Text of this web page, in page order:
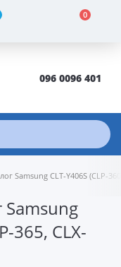
0
096 0096 401
Samsung CLT-Y406S (CLP-
Samsung
365, CLX-